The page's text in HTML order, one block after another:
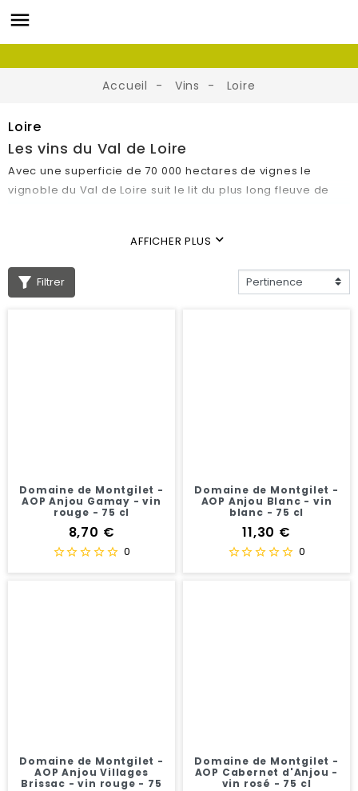
Accueil Vins Loire
Loire
Les vins du Val de Loire
Avec une superficie de 70 000 hectares de vignes le
vignoble du Val de Loire suit le lit du plus long fleuve de
plein de caractère et de vivacité.
Les cépages dominants pour les vins rouges sont le
gamay et le cabernet franc, pour les vins blancs : le
AFFICHER PLUS keyboard_arrow_down
Filtrer
Domaine de Montgilet -
AOP Anjou Gamay - vin
rouge - 75 cl
Prix
8,70 €
0
Domaine de Montgilet -
AOP Anjou Blanc - vin
blanc - 75 cl
Prix
11,30 €
0
Domaine de Montgilet -
AOP Anjou Villages
Brissac - vin rouge - 75
Domaine de Montgilet -
AOP Cabernet d'Anjou -
vin rosé - 75 cl